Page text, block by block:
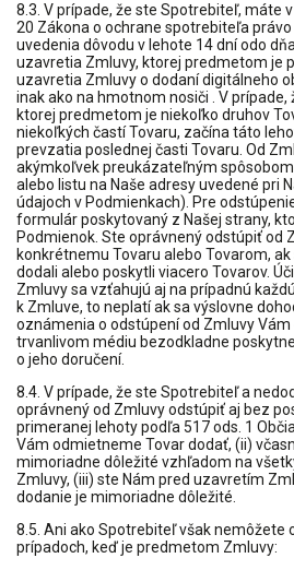
8.3. V prípade, že ste Spotrebiteľ, máte
20 Zákona o ochrane spotrebiteľa
uvedenia dôvodu v lehote 14 dní odo
uzavretia Zmluvy, ktorej predmetom je
uzavretia Zmluvy o dodaní digitálneho
inak ako na hmotnom nosiči . V
ktorej predmetom je niekoľko druhov
niekoľkých častí Tovaru, začína táto
prevzatia poslednej časti Tovaru. Od
akýmkoľvek preukázateľným
alebo listu na Naše adresy uvedené pri
údajoch v Podmienkach). Pre
formulár poskytovaný z Našej strany,
Podmienok. Ste oprávnený odstúpiť od
konkrétnemu Tovaru alebo Tovarom,
dodali alebo poskytli viacero Tovarov.
Zmluvy sa vzťahujú aj na prípadnú
k Zmluve, to neplatí ak sa výslovne
oznámenia o odstúpení od Zmluvy
trvanlivom médiu bezodkladne
o jeho doručení.
8.4. V prípade, že ste Spotrebiteľ a
oprávnený od Zmluvy odstúpiť aj bez
primeranej lehoty podľa 517 ods. 1
Vám odmietneme Tovar dodať, (ii)
mimoriadne dôležité vzhľadom na
Zmluvy, (iii) ste Nám pred uzavretím
dodanie je mimoriadne dôležité.
8.5. Ani ako Spotrebiteľ však nemôžete
prípadoch, keď je predmetom Zmluvy: